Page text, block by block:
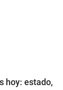
hoy: estado,